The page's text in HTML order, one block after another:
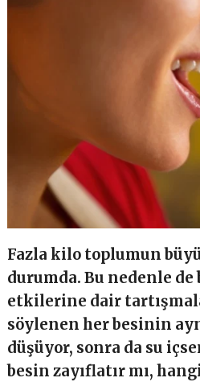
Fazla kilo toplumun
durumda. Bu nedenle
etkilerine dair
söylenen her besinin
düşüyor, sonra da su
besin zayıflatır mı,